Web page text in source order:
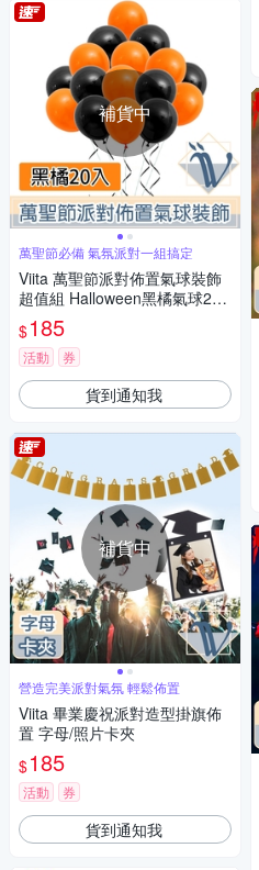
補貨中
萬聖節必備 氣氛派對一組搞定
Viita 萬聖節派對佈置氣球裝飾
超值組 Halloween黑橘氣球20
入
$185
活動 券
貨到通知我
補貨中
營造完美派對氣氛 輕鬆佈置
Viita 畢業慶祝派對造型掛旗佈
置 字母/照片卡夾
$185
活動 券
貨到通知我